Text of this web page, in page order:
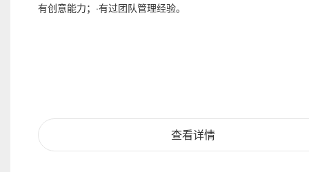
有创意能力；·有过团队管理经验。
查看详情